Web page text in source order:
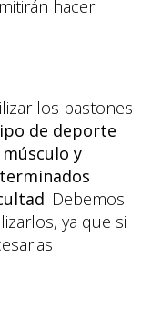
hacer
los bastones
de deporte
y
. Debemos
ya que si